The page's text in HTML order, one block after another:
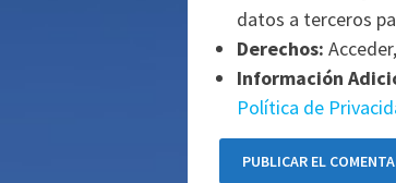
datos a terceros
Derechos:
Información
Política de